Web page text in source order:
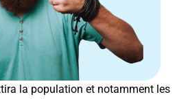
la population et notamment les